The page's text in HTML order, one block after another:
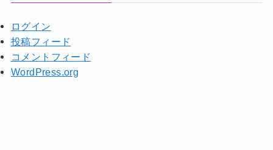
ログイン
投稿フィード
コメントフィード
WordPress.org